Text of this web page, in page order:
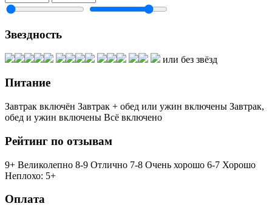
Звездность
или без звёзд
Питание
Завтрак включён Завтрак + обед или ужин включены Завтрак,
обед и ужин включены Всё включено
Рейтинг по отзывам
9+ Великолепно 8-9 Отлично 7-8 Очень хорошо 6-7 Хорошо
Неплохо: 5+
Оплата